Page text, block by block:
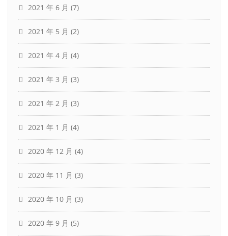
2021 年 6 月 (7)
2021 年 5 月 (2)
2021 年 4 月 (4)
2021 年 3 月 (3)
2021 年 2 月 (3)
2021 年 1 月 (4)
2020 年 12 月 (4)
2020 年 11 月 (3)
2020 年 10 月 (3)
2020 年 9 月 (5)